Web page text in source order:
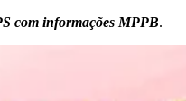
com informações MPPB.